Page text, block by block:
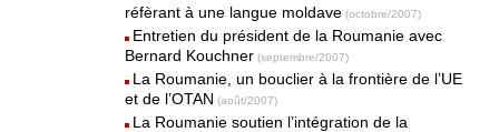
réfèrant à une langue moldave (octobre/2007)
Entretien du président de la Roumanie avec
Bernard Kouchner (septembre/2007)
La Roumanie, un bouclier à la frontière de l’UE
et de l’OTAN (août/2007)
La Roumanie soutien l’intégration de la